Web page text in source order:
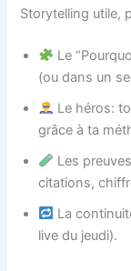
Storytelling utile,
Le
(ou dans un
Le héros:
grâce à ta
Les
citations,
La
live du jeudi).